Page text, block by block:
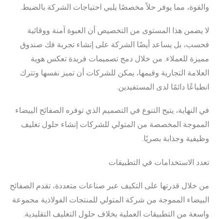
والقوة، مما يوفر حلاً مخصصًا يلبي احتياجات الشركة بالضبط.
لا يضمن هذا المستوى من التخصيص أن العبوة آمنة ووقائية
فحسب، بل يساعد أيضًا الشركة على إنشاء تجربة فك صندوق
مميزة للعملاء. من خلال دمج تصميمات فريدة تعكس هوية
العلامة التجارية وقيمها، يمكن للشركات أن تميز نفسها وتترك
انطباعًا دائمًا لدى المستفيدين.
في النهاية، يتيح التنوع في التصميم الذي توفره الصفائح البيضاء
المموجة المخصصة من المتولي للشركات إنشاء حلول تغليف
وظيفية وجذابة بصريًا.
تعدد الاستخدامات في التطبيقات
من خلال قدرتها على التكيف عبر صناعات متعددة، تقدم الصفائح
البيضاء المموجة من شركة المتولي للمنتجات الفولاذية مجموعة
واسعة من التطبيقات العملية بخلاف حلول التغليف التقليدية.